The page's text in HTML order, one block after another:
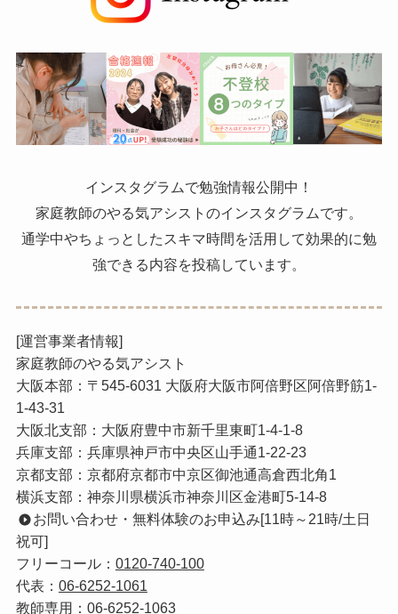
インスタグラムで勉強情報公開中！
家庭教師のやる気アシストのインスタグラムです。
通学中やちょっとしたスキマ時間を活用して効果的に勉
強できる内容を投稿しています。
[運営事業者情報]
家庭教師のやる気アシスト
大阪本部：〒545-6031 大阪府大阪市阿倍野区阿倍野筋1-
1-43-31
大阪北支部：大阪府豊中市新千里東町1-4-1-8
兵庫支部：兵庫県神戸市中央区山手通1-22-23
京都支部：京都府京都市中京区御池通高倉西北角1
横浜支部：神奈川県横浜市神奈川区金港町5-14-8
お問い合わせ・無料体験のお申込み[11時～21時/土日
祝可]
フリーコール： 0120-740-100
代表： 06-6252-1061
教師専用： 06-6252-1063